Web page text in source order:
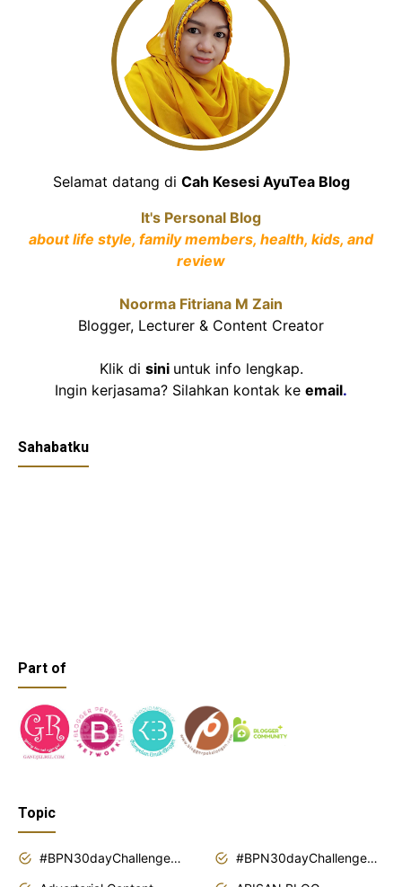
Selamat datang di Cah Kesesi AyuTea Blog
It's Personal Blog
about life style, family members, health, kids, and
review
Noorma Fitriana M Zain
Blogger, Lecturer & Content Creator
Klik di sini untuk info lengkap.
Ingin kerjasama? Silahkan kontak ke email.
Sahabatku
Part of
Topic
#BPN30dayChallenge2018
#BPN30dayChallenge2019